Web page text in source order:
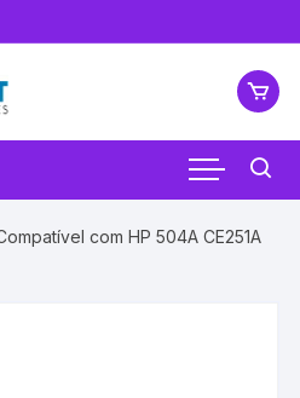
com HP 504A CE251A